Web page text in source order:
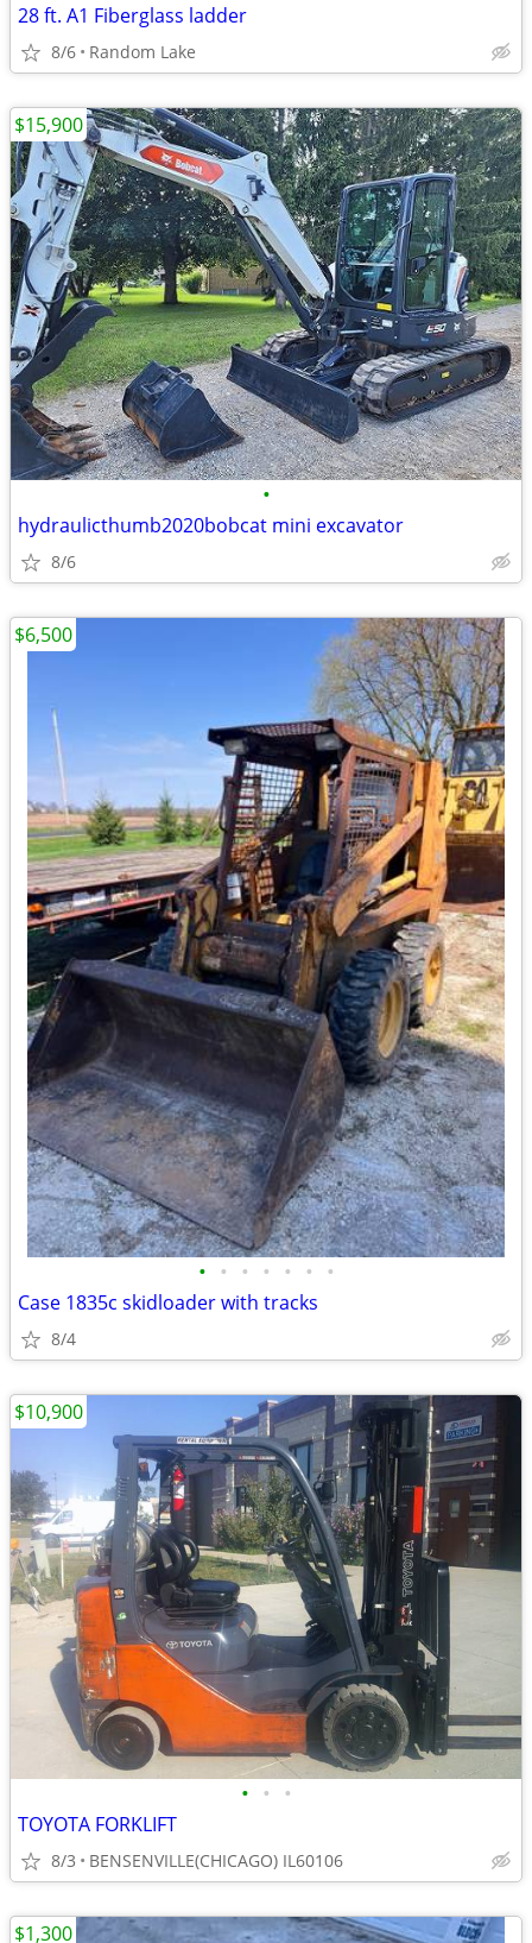
28 ft. A1 Fiberglass ladder
8/6 Random Lake
•
hydraulicthumb2020bobcat mini excavator
8/6
$15,900
• • • • • • •
Case 1835c skidloader with tracks
8/4
$6,500
• • •
TOYOTA FORKLIFT
8/3 BENSENVILLE(CHICAGO) IL60106
$10,900
$1,300